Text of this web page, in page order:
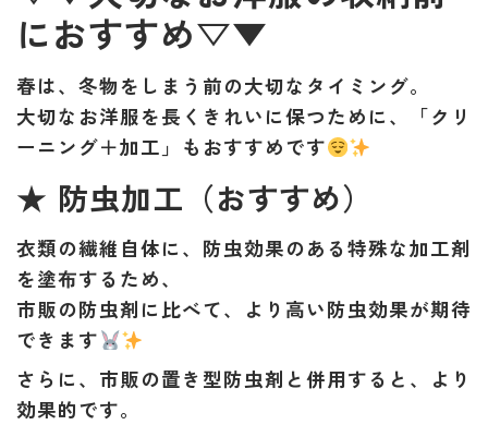
におすすめ▽▼
春は、冬物をしまう前の大切なタイミング。
大切なお洋服を長くきれいに保つために、
「クリ
ーニング＋加工」 もおすすめです
★ 防虫加工（おすすめ）
衣類の繊維自体に、防虫効果のある特殊な加工剤
を塗布するため、
市販の防虫剤に比べて、
より高い防虫効果が期待
できます
さらに、市販の置き型防虫剤と併用すると、より
効果的です。